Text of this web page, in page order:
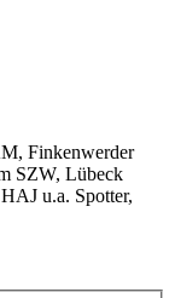
Finkenwerder
SZW, Lübeck
u.a. Spotter,